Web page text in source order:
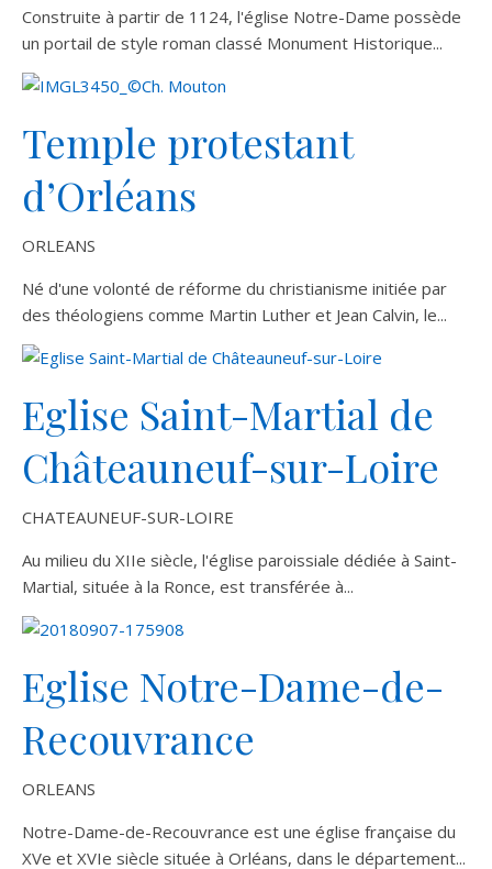
Construite à partir de 1124, l'église Notre-Dame possède
un portail de style roman classé Monument Historique...
Temple protestant
d’Orléans
ORLEANS
Né d'une volonté de réforme du christianisme initiée par
des théologiens comme Martin Luther et Jean Calvin, le...
Eglise Saint-Martial de
Châteauneuf-sur-Loire
CHATEAUNEUF-SUR-LOIRE
Au milieu du XIIe siècle, l'église paroissiale dédiée à Saint-
Martial, située à la Ronce, est transférée à...
Eglise Notre-Dame-de-
Recouvrance
ORLEANS
Notre-Dame-de-Recouvrance est une église française du
XVe et XVIe siècle située à Orléans, dans le département...